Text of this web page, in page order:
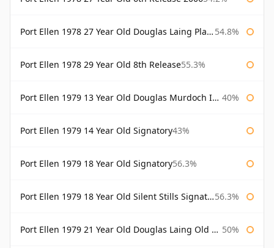
Port Ellen 1978 27 Year Old Douglas Laing Platinum Selection 54.8%
Port Ellen 1978 29 Year Old 8th Release55.3%
Port Ellen 1979 13 Year Old Douglas Murdoch Independent Bottling 40%
Port Ellen 1979 14 Year Old Signatory43%
Port Ellen 1979 18 Year Old Signatory56.3%
Port Ellen 1979 18 Year Old Silent Stills Signatory 56.3%
Port Ellen 1979 21 Year Old Douglas Laing Old Malt Cask 50%